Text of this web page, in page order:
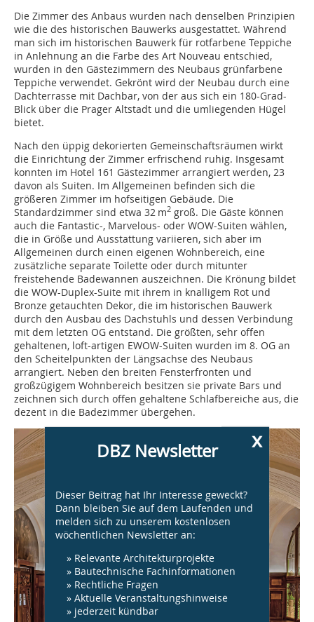
Die Zimmer des Anbaus wurden nach denselben Prinzipien
wie die des historischen Bauwerks ausgestattet. Während
man sich im historischen Bauwerk für rotfarbene Teppiche
in Anlehnung an die Farbe des Art Nouveau entschied,
wurden in den Gästezimmern des Neubaus grünfarbene
Teppiche verwendet. Gekrönt wird der Neubau durch eine
Dachterrasse mit Dachbar, von der aus sich ein 180-Grad-
Blick über die Prager Altstadt und die umliegenden Hügel
bietet.
Nach den üppig dekorierten Gemeinschaftsräumen wirkt
die Einrichtung der Zimmer erfrischend ruhig. Insgesamt
konnten im Hotel 161 Gästezimmer arrangiert werden, 23
davon als Suiten. Im Allgemeinen befinden sich die
größeren Zimmer im hofseitigen Gebäude. Die
Standardzimmer sind etwa 32 m2 groß. Die Gäste können
auch die Fantastic-, Marvelous- oder WOW-Suiten wählen,
die in Größe und Ausstattung variieren, sich aber im
Allgemeinen durch einen eigenen Wohnbereich, eine
zusätzliche separate Toilette oder durch mitunter
freistehende Badewannen auszeichnen. Die Krönung bildet
die WOW-Duplex-Suite mit ihrem in knalligem Rot und
Bronze getauchten Dekor, die im historischen Bauwerk
durch den Ausbau des Dachstuhls und dessen Verbindung
mit dem letzten OG entstand. Die größten, sehr offen
gehaltenen, loft-artigen EWOW-Suiten wurden im 8. OG an
den Scheitelpunkten der Längsachse des Neubaus
arrangiert. Neben den breiten Fensterfronten und
großzügigem Wohnbereich besitzen sie private Bars und
zeichnen sich durch offen gehaltene Schlafbereiche aus, die
dezent in die Badezimmer übergehen.
x
DBZ Newsletter
Dieser Beitrag hat Ihr Interesse geweckt?
Dann bleiben Sie auf dem Laufenden und
melden sich zu unserem kostenlosen
wöchentlichen Newsletter an:
» Relevante Architekturprojekte
» Bautechnische Fachinformationen
» Rechtliche Fragen
» Aktuelle Veranstaltungshinweise
» jederzeit kündbar